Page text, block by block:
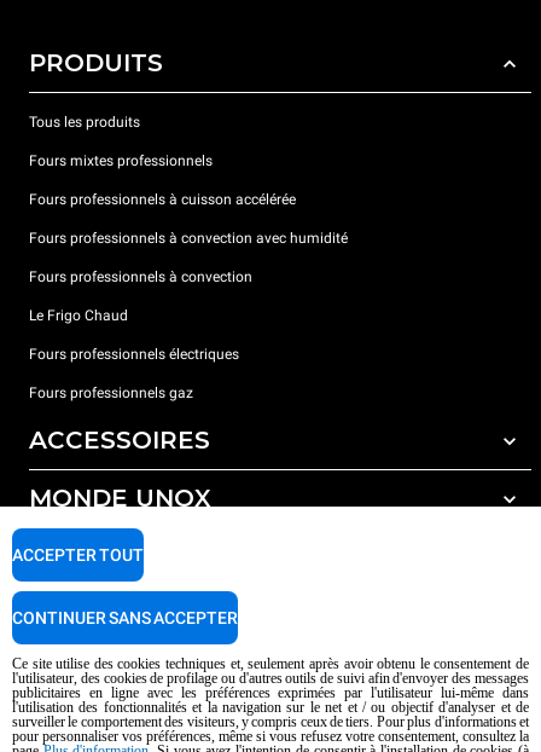
PRODUITS
Tous les produits
Fours mixtes professionnels
Fours professionnels à cuisson accélérée
Fours professionnels à convection avec humidité
Fours professionnels à convection
Le Frigo Chaud
Fours professionnels électriques
Fours professionnels gaz
ACCESSOIRES
Tous les accessoires
Détergents pour lavage automatique
Détergents pour lavage manuel
Traitement de l'eau avec filtres à résine
MONDE UNOX
Nos bureaux dans le monde
SUPPORT
Garantie Unox
Trouver les Centres SAV
AI Content Disclaimer Privacy policy Cookie policy
Ce site utilise des cookies techniques et, seulement après avoir obtenu le consentement de
l'utilisateur, des cookies de profilage ou d'autres outils de suivi afin d'envoyer des messages
publicitaires en ligne avec les préférences exprimées par l'utilisateur lui-même dans
l'utilisation des fonctionnalités et la navigation sur le net et / ou objectif d'analyser et de
surveiller le comportement des visiteurs, y compris ceux de tiers. Pour plus d'informations et
pour personnaliser vos préférences, même si vous refusez votre consentement, consultez la
ACCEPTER TOUT
CONTINUER SANS ACCEPTER